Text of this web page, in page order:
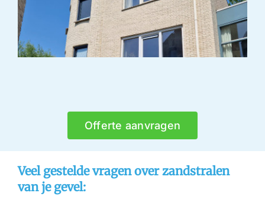
gevelreiniging referentie stralen
Offerte aanvragen
Veel gestelde vragen over zandstralen
van je gevel: